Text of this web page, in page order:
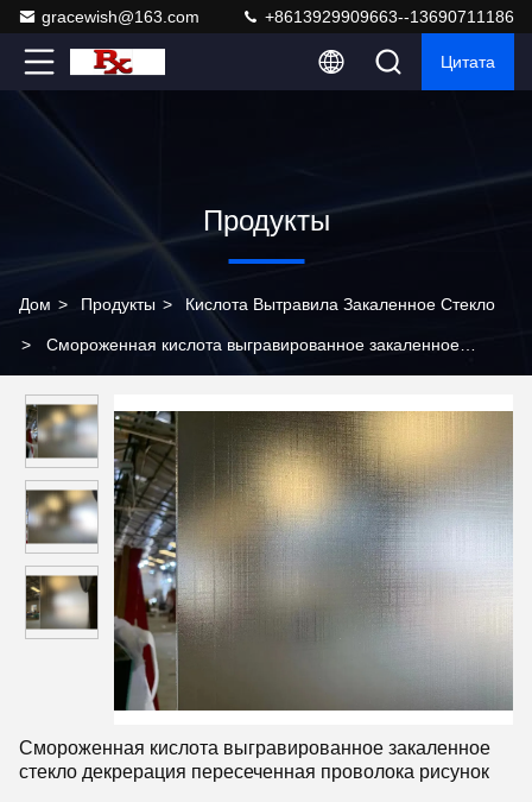
gracewish@163.com +8613929909663--13690711186
Цитата
Продукты
Дом > Продукты > Кислота Вытравила Закаленное Стекло
> Смороженная кислота выгравированное закаленное
Смороженная кислота выгравированное закаленное
стекло декрерация пересеченная проволока рисунок